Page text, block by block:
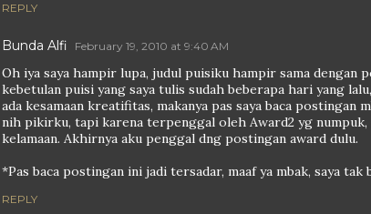
REPLY
Bunda Alfi February 19, 2010 at 9:40 AM
Oh iya saya hampir lupa, judul puisiku hampir sama dengan
kebetulan puisi yang saya tulis sudah beberapa hari yang
ada kesamaan kreatifitas, makanya pas saya baca postingan
nih pikirku, tapi karena terpenggal oleh Award2 yg
kelamaan. Akhirnya aku penggal dng postingan award dulu.
*Pas baca postingan ini jadi tersadar, maaf ya mbak, saya tak
REPLY